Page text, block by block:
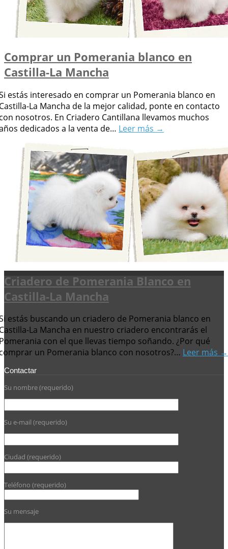
Comprar un Pomerania blanco en
Castilla-La Mancha
estás interesado en comprar un Pomerania blanco en
La Mancha de la mejor calidad, ponte en contacto
nosotros. En Criadero Cantillana llevamos muchos
dedicados a la venta de… Leer más →
Criadero de Pomerania Blanco en
Castilla-La Mancha
estás buscando un criadero de Pomerania blanco en
La Mancha en nuestro criadero encontrarás el
con el que llevas tiempo soñando. ¿Por qué
un Pomerania blanco con nosotros?… Leer más →
Contactar
Su nombre (requerido)
Su e-mail (requerido)
Ciudad (requerido)
Teléfono (requerido)
Su mensaje